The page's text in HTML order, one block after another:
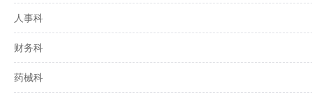
人事科
财务科
药械科